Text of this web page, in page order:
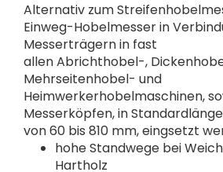
Alternativ zum
Einweg-Hobelmesser in
Messerträgern in fast
allen Abrichthobel-,
Mehrseitenhobel- und
Heimwerkerhobelmaschinen,
Messerköpfen, in
von 60 bis 810 mm, eingsetzt
hohe Standwege bei
Hartholz